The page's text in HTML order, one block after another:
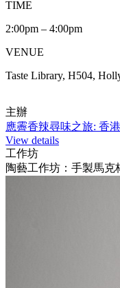
TIME
2:00pm – 4:00pm
VENUE
Taste Library, H504,
主辦
應霽香辣尋味之旅: 香
View details
工作坊
陶藝工作坊：手製馬克